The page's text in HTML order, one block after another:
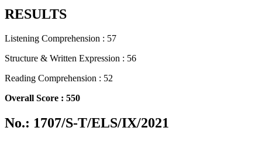
RESULTS
Listening Comprehension : 57
Structure & Written Expression : 56
Reading Comprehension : 52
Overall Score : 550
No.: 1707/S-T/ELS/IX/2021